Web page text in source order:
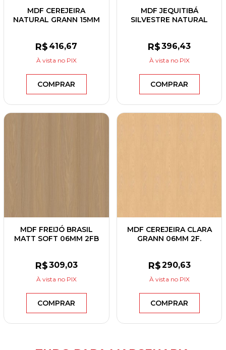
MDF CEREJEIRA
NATURAL GRANN 15MM
R$ 416,67
À vista no PIX
COMPRAR
MDF JEQUITIBÁ
SILVESTRE NATURAL
R$396,43
À vista no PIX
COMPRAR
MDF FREIJÓ BRASIL
MATT SOFT 06MM 2FB
R$309,03
À vista no PIX
COMPRAR
MDF CEREJEIRA CLARA
GRANN 06MM 2F.
R$290,63
À vista no PIX
COMPRAR